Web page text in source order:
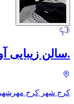
.سالن زیبایی
کرج شهر کرج مهرشهر،خ۲۰۹،ساختمان ایساتیس